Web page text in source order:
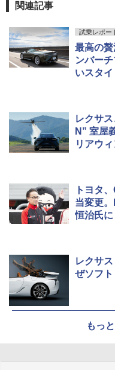
関連記事
試乗レポー
最高の
ンバー
いスタ
レクサ
N” 室屋
リアウ
トヨタ
当変更
恒治氏に
レクサ
ぜソフ
もっ